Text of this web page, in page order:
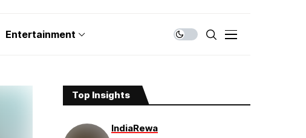
Entertainment
Top Insights
IndiaRewa